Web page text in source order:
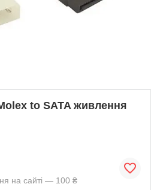
to SATA живлення
на сайті — 100 ₴